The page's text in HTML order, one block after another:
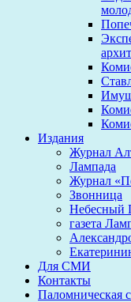
Издания
Журнал
Лампада
Журнал
Звонница
Небесный
газета
Для СМИ
Контакты
Паломническая